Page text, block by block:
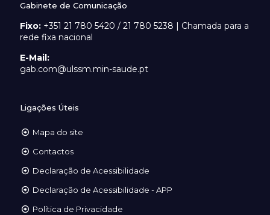
Gabinete de Comunicação
Fixo: +351 21 780 5420 / 21 780 5238 | Chamada para a
rede fixa nacional
E-Mail:
gab.com@ulssm.min-saude.pt
Ligações Úteis
Mapa do site
Contactos
Declaração de Acessibilidade
Declaração de Acessibilidade - APP
Política de Privacidade